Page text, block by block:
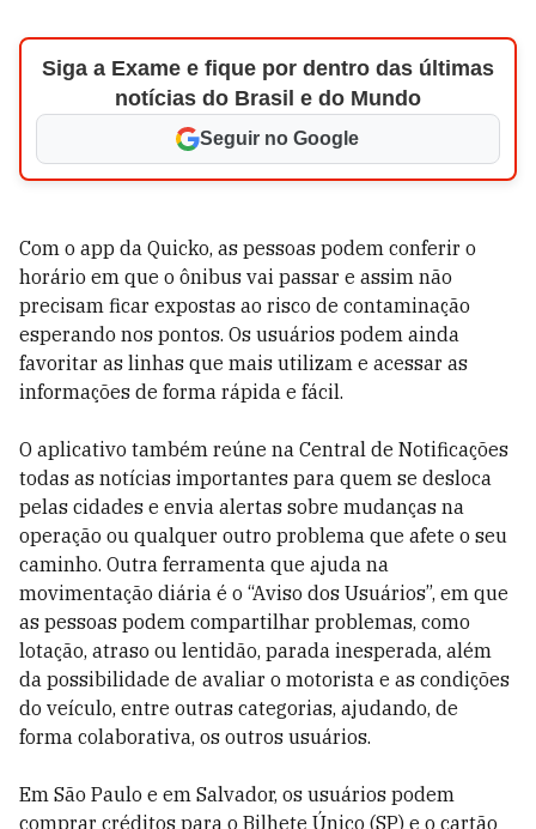
Siga a Exame e fique por dentro das últimas
notícias do Brasil e do Mundo
Seguir no Google
Com o app da Quicko, as pessoas podem conferir o
horário em que o ônibus vai passar e assim não
precisam ficar expostas ao risco de contaminação
esperando nos pontos. Os usuários podem ainda
favoritar as linhas que mais utilizam e acessar as
informações de forma rápida e fácil.
O aplicativo também reúne na Central de Notificações
todas as notícias importantes para quem se desloca
pelas cidades e envia alertas sobre mudanças na
operação ou qualquer outro problema que afete o seu
caminho. Outra ferramenta que ajuda na
movimentação diária é o “Aviso dos Usuários”, em que
as pessoas podem compartilhar problemas, como
lotação, atraso ou lentidão, parada inesperada, além
da possibilidade de avaliar o motorista e as condições
do veículo, entre outras categorias, ajudando, de
forma colaborativa, os outros usuários.
Em São Paulo e em Salvador, os usuários podem
comprar créditos para o Bilhete Único (SP) e o cartão